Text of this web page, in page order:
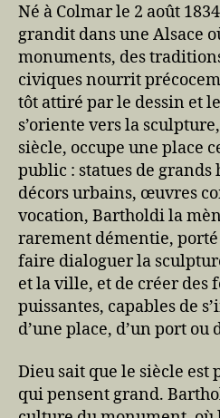
Né à Colmar le 2 août
grandit dans une Alsace
monuments, des
civiques nourrit
tôt attiré par le dessin et
s’oriente vers la
siècle, occupe une place
public : statues de grands
décors urbains, œuvres
vocation, Bartholdi la
rarement démentie,
faire dialoguer la
et la ville, et de créer des
puissantes, capables de
d’une place, d’un port ou
Dieu sait que le siècle est
qui pensent grand.